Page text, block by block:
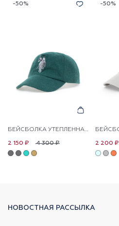
-50%
БЕЙСБОЛКА УТЕПЛЕННАЯ С ЛОГОТИПОМ
4 300 ₽
2 150 ₽
-50%
2 200 ₽
НОВОСТНАЯ РАССЫЛКА